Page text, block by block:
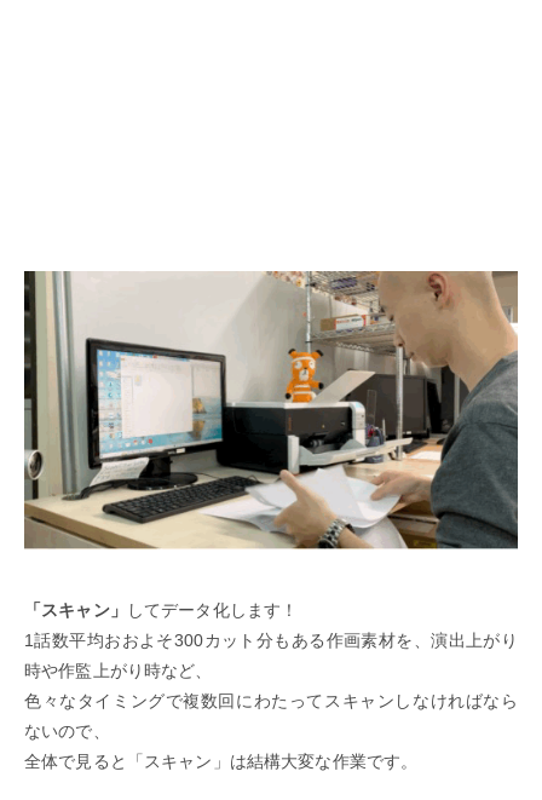
「スキャン」
してデータ化します！
1話数平均おおよそ300カット分もある作画素材を、演出上がり
時や作監上がり時など、
色々なタイミングで複数回にわたってスキャンしなければなら
ないので、
全体で見ると「スキャン」は結構大変な作業です。